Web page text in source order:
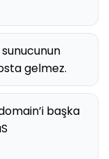
gelmez.
başka